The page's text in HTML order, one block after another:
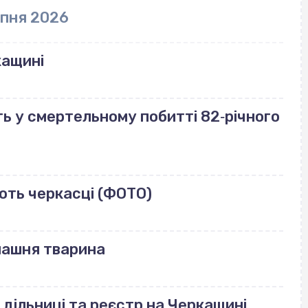
2026
у смертельному побитті 82‐річного
черкасці (ФОТО)
тварина